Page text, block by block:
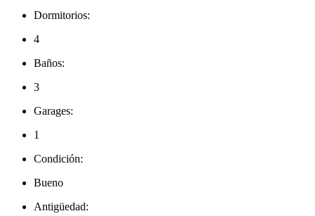
Dormitorios:
4
Baños:
3
Garages:
1
Condición:
Bueno
Antigüedad: